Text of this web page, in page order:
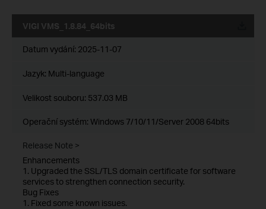
VIGI VMS_1.8.84_64bits
Datum vydání: 2025-11-07
Jazyk: Multi-language
Velikost souboru: 537.03 MB
Operační systém: Windows 7/10/11/Server 2008 64bits
Release Note >
Enhancements
1. Upgraded the SSL/TLS domain certificate for software
services to strengthen connection security.
Bug Fixes
1. Fixed some known issues.